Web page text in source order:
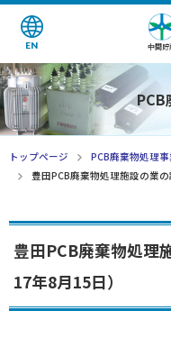
中間貯
EN
PCB
トップページ PCB廃棄物処理事
豊田PCB廃棄物処理施設の業
豊田PCB廃棄物処理
17年8月15日）